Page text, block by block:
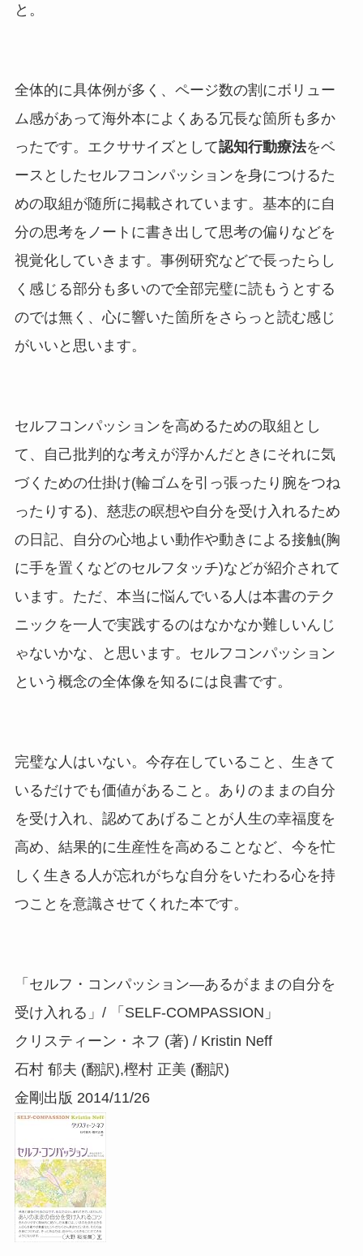
と。
全体的に具体例が多く、ページ数の割にボリュー
ム感があって海外本によくある冗長な箇所も多か
ったです。エクササイズとして認知行動療法をベ
ースとしたセルフコンパッションを身につけるた
めの取組が随所に掲載されています。基本的に自
分の思考をノートに書き出して思考の偏りなどを
視覚化していきます。事例研究などで長ったらし
く感じる部分も多いので全部完璧に読もうとする
のでは無く、心に響いた箇所をさらっと読む感じ
がいいと思います。
セルフコンパッションを高めるための取組とし
て、自己批判的な考えが浮かんだときにそれに気
づくための仕掛け(輪ゴムを引っ張ったり腕をつね
ったりする)、慈悲の瞑想や自分を受け入れるため
の日記、自分の心地よい動作や動きによる接触(胸
に手を置くなどのセルフタッチ)などが紹介されて
います。ただ、本当に悩んでいる人は本書のテク
ニックを一人で実践するのはなかなか難しいんじ
ゃないかな、と思います。セルフコンパッション
という概念の全体像を知るには良書です。
完璧な人はいない。今存在していること、生きて
いるだけでも価値があること。ありのままの自分
を受け入れ、認めてあげることが人生の幸福度を
高め、結果的に生産性を高めることなど、今を忙
しく生きる人が忘れがちな自分をいたわる心を持
つことを意識させてくれた本です。
「セルフ・コンパッション―あるがままの自分を
受け入れる」/ 「SELF-COMPASSION」
クリスティーン・ネフ (著) / Kristin Neff
石村 郁夫 (翻訳),樫村 正美 (翻訳)
金剛出版 2014/11/26